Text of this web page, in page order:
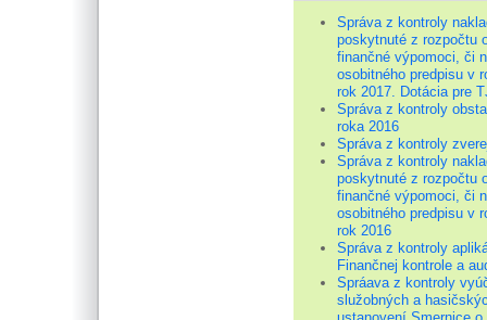
Správa z kontroly
poskytnuté z rozpočtu
finančné výpomoci, či
osobitného predpisu v
rok 2017. Dotácia pre
Správa z kontroly
roka 2016
Správa z kontroly
Správa z kontroly
poskytnuté z rozpočtu
finančné výpomoci, či
osobitného predpisu v
rok 2016
Správa z kontroly
Finančnej kontrole a
Spráava z kontroly
služobných a